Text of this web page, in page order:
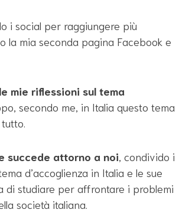
i social per raggiungere più
la mia seconda pagina Facebook e
mie riflessioni sul tema
secondo me, in Italia questo tema
succede attorno a noi, condivido i
d’accoglienza in Italia e le sue
di studiare per affrontare i problemi
società italiana.